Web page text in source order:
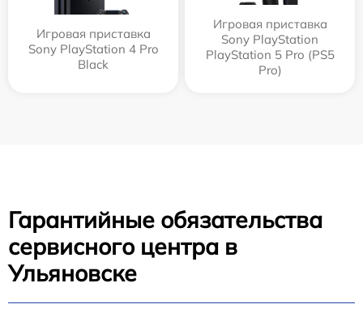
Игровая приставка
Sony PlayStation 4 Pro
Black
Игровая приставка
Sony PlayStation
PlayStation 5 Pro (PS5
Pro)
Гарантийные обязательства
сервисного центра в
Ульяновске